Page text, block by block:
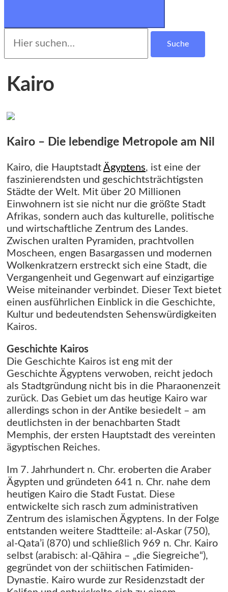
nach:
Kairo
Kairo – Die lebendige Metropole am Nil
Kairo, die Hauptstadt Ägyptens, ist eine der
faszinierendsten und geschichtsträchtigsten
Städte der Welt. Mit über 20 Millionen
Einwohnern ist sie nicht nur die größte Stadt
Afrikas, sondern auch das kulturelle, politische
und wirtschaftliche Zentrum des Landes.
Zwischen uralten Pyramiden, prachtvollen
Moscheen, engen Basargassen und modernen
Wolkenkratzern erstreckt sich eine Stadt, die
Vergangenheit und Gegenwart auf einzigartige
Weise miteinander verbindet. Dieser Text bietet
einen ausführlichen Einblick in die Geschichte,
Kultur und bedeutendsten Sehenswürdigkeiten
Kairos.
Geschichte Kairos
Die Geschichte Kairos ist eng mit der
Geschichte Ägyptens verwoben, reicht jedoch
als Stadtgründung nicht bis in die Pharaonenzeit
zurück. Das Gebiet um das heutige Kairo war
allerdings schon in der Antike besiedelt – am
deutlichsten in der benachbarten Stadt
Memphis, der ersten Hauptstadt des vereinten
ägyptischen Reiches.
Im 7. Jahrhundert n. Chr. eroberten die Araber
Ägypten und gründeten 641 n. Chr. nahe dem
heutigen Kairo die Stadt Fustat. Diese
entwickelte sich rasch zum administrativen
Zentrum des islamischen Ägyptens. In der Folge
entstanden weitere Stadtteile: al-Askar (750),
al-Qata’i (870) und schließlich 969 n. Chr. Kairo
selbst (arabisch: al-Qāhira – „die Siegreiche“),
gegründet von der schiitischen Fatimiden-
Dynastie. Kairo wurde zur Residenzstadt der